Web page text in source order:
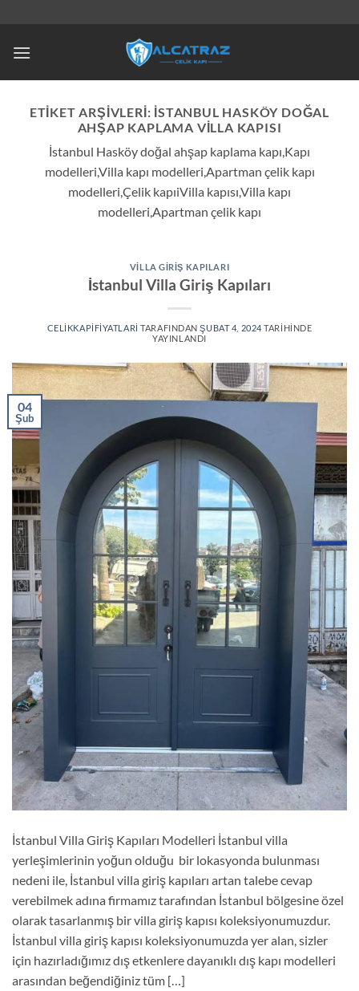
ETIKET ARŞIVLERI: İSTANBUL HASKÖY DOĞAL
AHŞAP KAPLAMA VILLA KAPISI
İstanbul Hasköy doğal ahşap kaplama kapı,Kapı
modelleri,Villa kapı modelleri,Apartman çelik kapı
modelleri,Çelik kapıiVilla kapısı,Villa kapı
modelleri,Apartman çelik kapı
VILLA GIRIŞ KAPILARI
İstanbul Villa Giriş Kapıları
CELIKKAPIFIYATLARI TARAFINDAN ŞUBAT 4, 2024TARIHINDE
YAYINLANDI
04
Şub
İstanbul Villa Giriş Kapıları Modelleri İstanbul villa
yerleşimlerinin yoğun olduğu bir lokasyonda bulunması
nedeni ile, İstanbul villa giriş kapıları artan talebe cevap
verebilmek adına firmamız tarafından İstanbul bölgesine özel
olarak tasarlanmış bir villa giriş kapısı koleksiyonumuzdur.
İstanbul villa giriş kapısı koleksiyonumuzda yer alan, sizler
için hazırladığımız dış etkenlere dayanıklı dış kapı modelleri
arasından beğendiğiniz tüm […]